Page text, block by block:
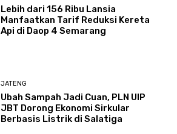
Lebih dari 156 Ribu Lansia
Manfaatkan Tarif Reduksi Kereta
Api di Daop 4 Semarang
JATENG
Ubah Sampah Jadi Cuan, PLN UIP
JBT Dorong Ekonomi Sirkular
Berbasis Listrik di Salatiga